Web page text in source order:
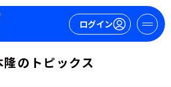
ログイン
隆のトピックス